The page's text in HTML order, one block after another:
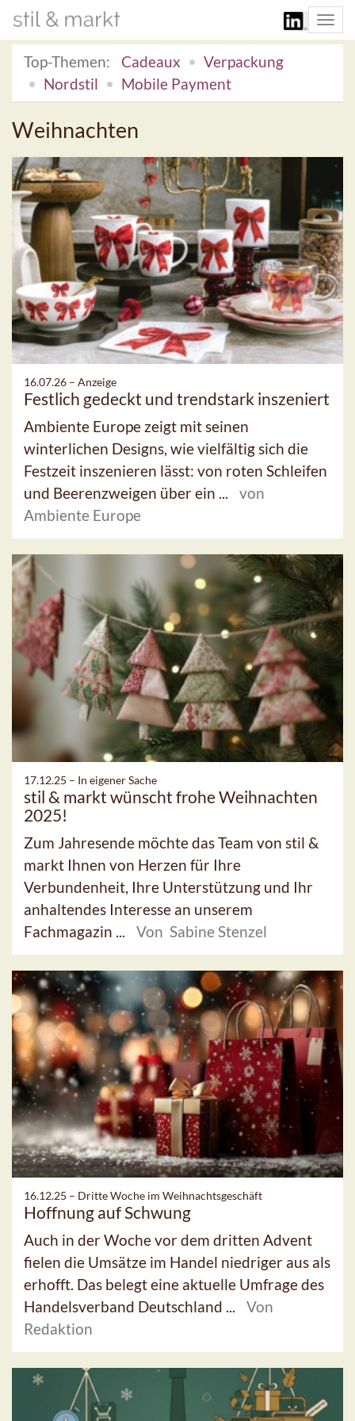
Top-Themen:
Cadeaux
Verpackung
Nordstil
Mobile Payment
Weihnachten
16.07.26 – Anzeige
Festlich gedeckt und trendstark inszeniert
Ambiente Europe zeigt mit seinen
winterlichen Designs, wie vielfältig sich die
Festzeit inszenieren lässt: von roten Schleifen
und Beerenzweigen über ein ...
von
Ambiente Europe
17.12.25 – In eigener Sache
stil & markt wünscht frohe Weihnachten
2025!
Zum Jahresende möchte das Team von stil &
markt Ihnen von Herzen für Ihre
Verbundenheit, Ihre Unterstützung und Ihr
anhaltendes Interesse an unserem
Fachmagazin ...
Von Sabine Stenzel
16.12.25 – Dritte Woche im Weihnachtsgeschäft
Hoffnung auf Schwung
Auch in der Woche vor dem dritten Advent
fielen die Umsätze im Handel niedriger aus als
erhofft. Das belegt eine aktuelle Umfrage des
Handelsverband Deutschland ...
Von
Redaktion